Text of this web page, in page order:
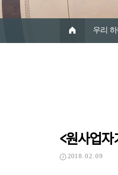
우리
<원사업
2018. 02. 09